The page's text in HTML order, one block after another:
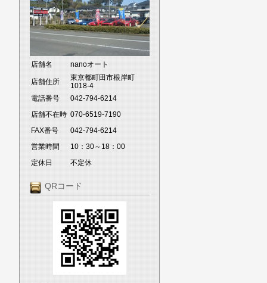
店舗名 nanoオート
店舗住所
東京都町田市根岸町
1018-4
電話番号
042-794-6214
店舗不在時 070-6519-7190
FAX番号
042-794-6214
営業時間
10：30～18：00
定休日
不定休
QRコード